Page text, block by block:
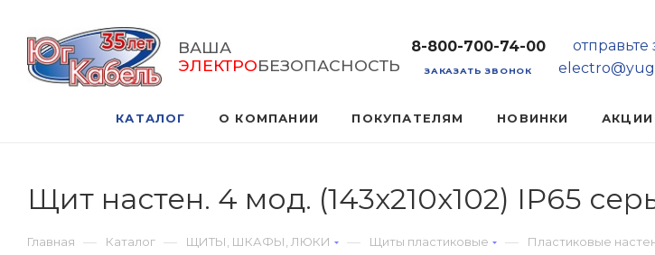
ВАША
ЭЛЕКТРОБЕЗОПАСНОСТЬ
8-800-700-74-00
ЗАКАЗАТЬ ЗВОНОК
отправьте
КАТАЛОГ О КОМПАНИИ ПОКУПАТЕЛЯМ НОВИНКИ АКЦИИ
Щит настен. 4 мод. (143х210х102) IP65
Главная — Каталог — ЩИТЫ, ШКАФЫ, ЛЮКИ — Щиты пластиковые — Пластиковые